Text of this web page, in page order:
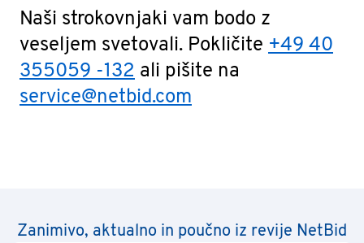
Naši strokovnjaki vam bodo z
veseljem svetovali. Pokličite +49 40
355059 -132 ali pišite na
service@netbid.com
Zanimivo, aktualno in poučno iz revije NetBid